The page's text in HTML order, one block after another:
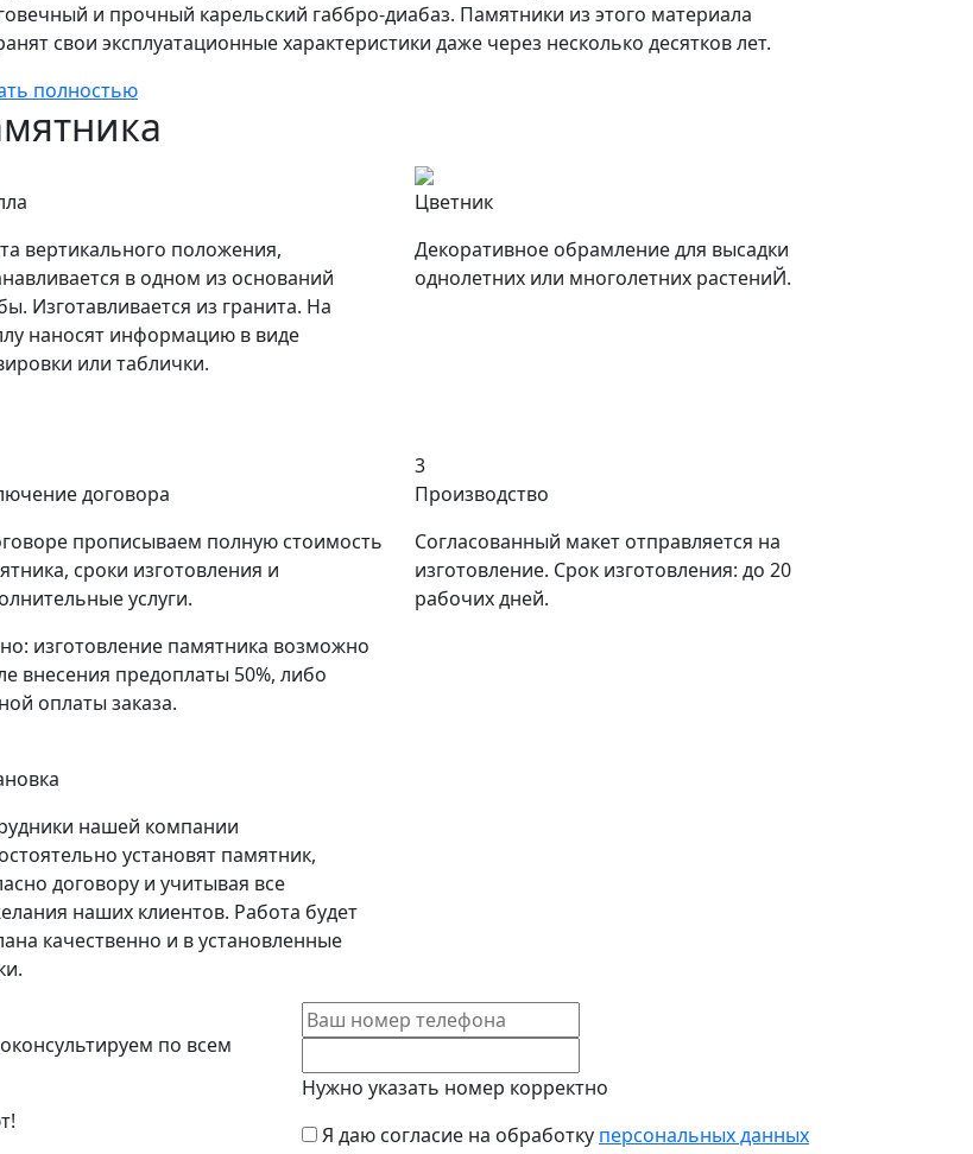
и прочный карельский габбро-диабаз. Памятники из этого материала
свои эксплуатационные характеристики даже через несколько десятков лет.
полностью
вертикального положения,
в одном из оснований
Изготавливается из гранита. На
наносят информацию в виде
или таблички.
Цветник
Декоративное обрамление для высадки
однолетних или многолетних растениЙ.
договора
прописываем полную стоимость
сроки изготовления и
услуги.
изготовление памятника возможно
внесения предоплаты 50%, либо
оплаты заказа.
3
Производство
Согласованный макет отправляется на
изготовление. Срок изготовления: до 20
рабочих дней.
нашей компании
установят памятник,
договору и учитывая все
наших клиентов. Работа будет
качественно и в установленные
по всем
Нужно указать номер корректно
Я даю согласие на обработку персональных данных